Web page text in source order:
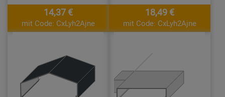
14,37 €
mit Code: CxLyh2Ajne
18,49 €
mit Code: CxLyh2Ajne